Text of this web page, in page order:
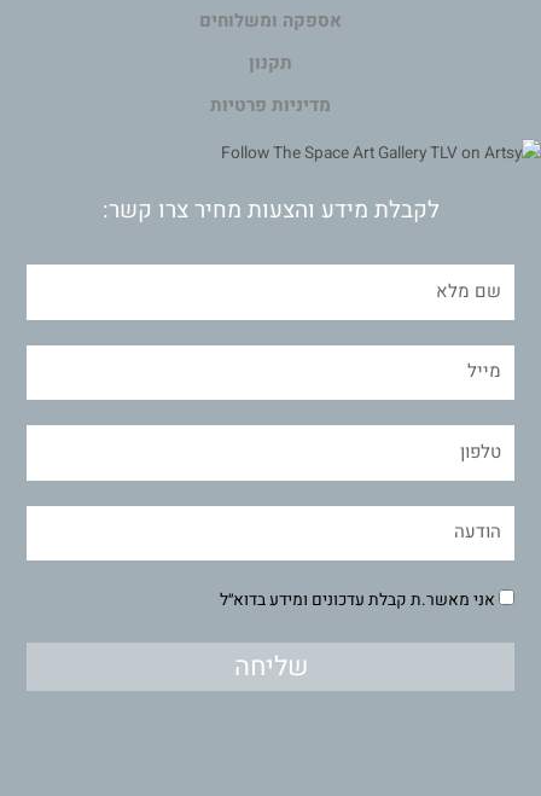
אספקה ומשלוחים
תקנון
מדיניות פרטיות
לקבלת מידע והצעות מחיר צרו קשר:
אני מאשר.ת קבלת עדכונים ומידע בדוא״ל
שליחה